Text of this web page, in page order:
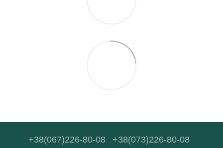
+38(067)226-80-08 +38(073)226-80-08